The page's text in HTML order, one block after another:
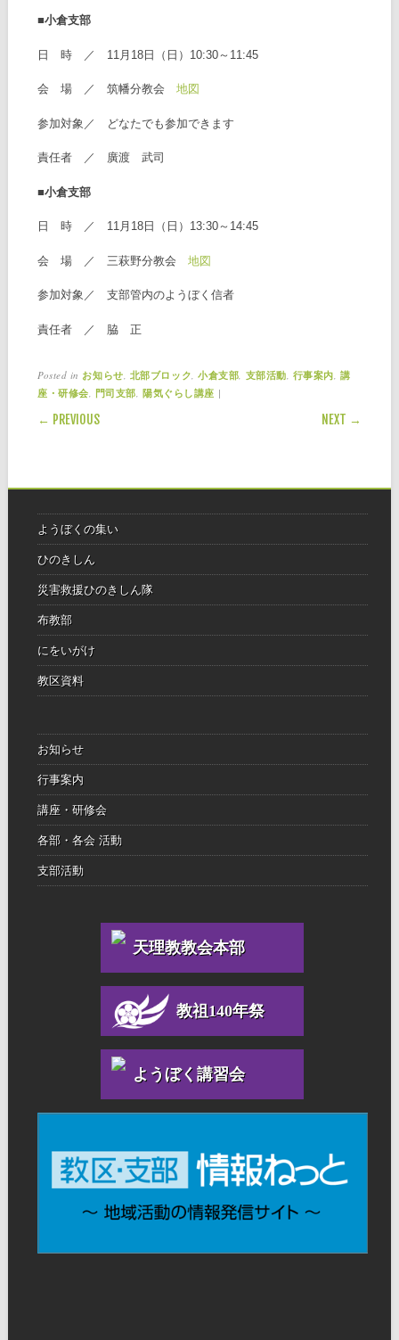
■小倉支部
日 時 ／ 11月18日（日）10:30～11:45
会 場 ／ 筑幡分教会 地図
参加対象／ どなたでも参加できます
責任者 ／ 廣渡 武司
■小倉支部
日 時 ／ 11月18日（日）13:30～14:45
会 場 ／ 三萩野分教会 地図
参加対象／ 支部管内のようぼく信者
責任者 ／ 脇 正
Posted in お知らせ, 北部ブロック,小倉支部, 支部活動, 行事案内,講
座・研修会, 門司支部,陽気ぐらし講座 |
POST NAVIGATION
← PREVIOUS NEXT →
ようぼくの集い
ひのきしん
災害救援ひのきしん隊
布教部
にをいがけ
教区資料
お知らせ
行事案内
講座・研修会
各部・各会 活動
支部活動
天理教教会本部
教祖140年祭
ようぼく講習会